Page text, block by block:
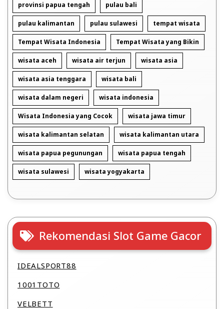
provinsi papua tengah pulau bali
pulau kalimantan pulau sulawesi tempat wisata
Tempat Wisata Indonesia Tempat Wisata yang Bikin
wisata aceh wisata air terjun wisata asia
wisata asia tenggara wisata bali
wisata dalam negeri wisata indonesia
Wisata Indonesia yang Cocok wisata jawa timur
wisata kalimantan selatan wisata kalimantan utara
wisata papua pegunungan wisata papua tengah
wisata sulawesi wisata yogyakarta
Rekomendasi Slot Game Gacor
IDEALSPORT88
1001TOTO
VELBETT